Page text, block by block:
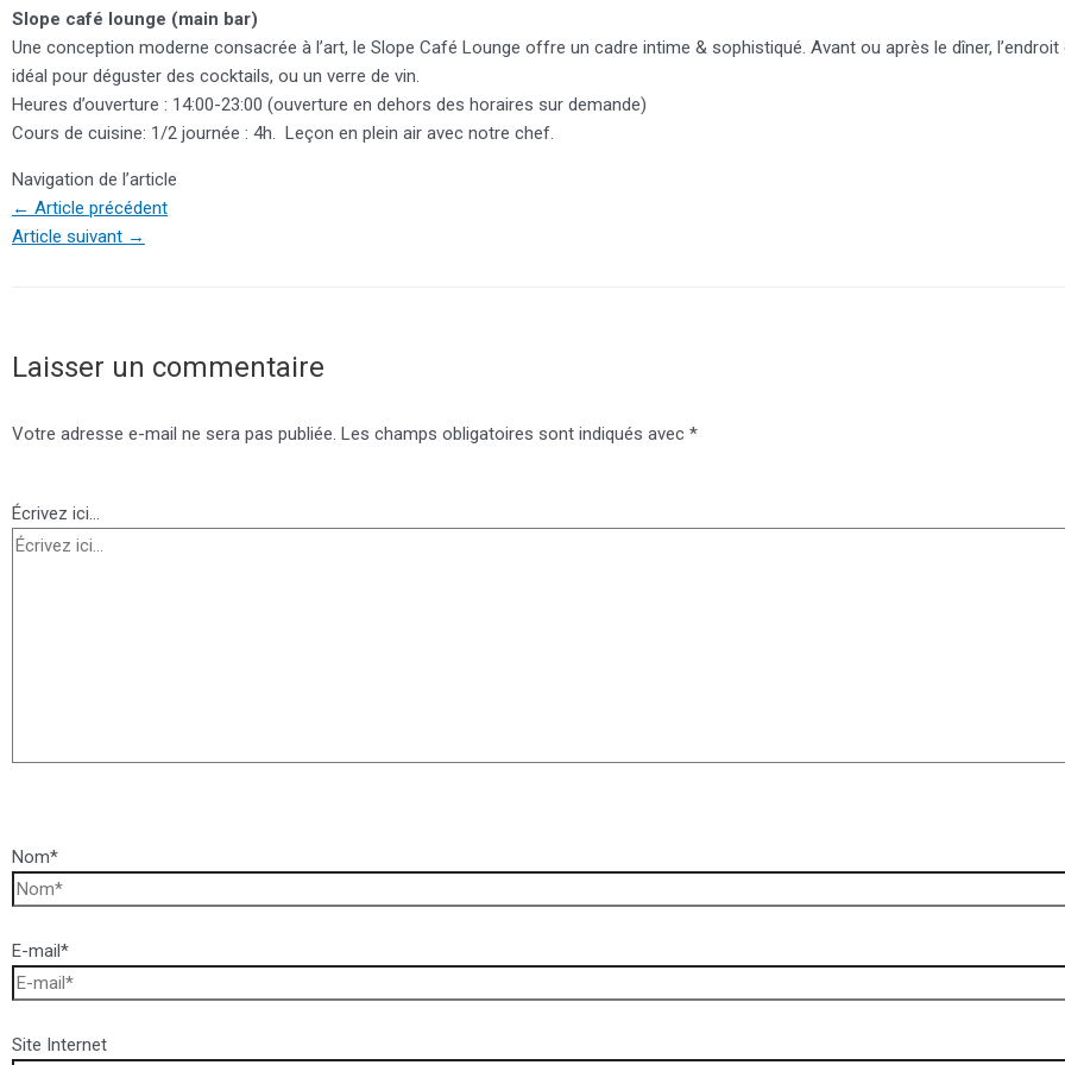
Slope café lounge (main bar)
Une conception moderne consacrée à l’art, le Slope Café Lounge offre un cadre intime & sophistiqué. Avant ou après le dîner, l’endroit
idéal pour déguster des cocktails, ou un verre de vin.
Heures d’ouverture : 14:00-23:00 (ouverture en dehors des horaires sur demande)
Cours de cuisine: 1/2 journée : 4h. Leçon en plein air avec notre chef.
Navigation de l’article
← Article précédent
Article suivant →
Laisser un commentaire
Votre adresse e-mail ne sera pas publiée. Les champs obligatoires sont indiqués avec *
Écrivez ici…
Nom*
E-mail*
Site Internet